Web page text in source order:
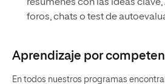
resúmenes con las ideas clave,
foros, chats o test de
Aprendizaje por
En todos nuestros programas